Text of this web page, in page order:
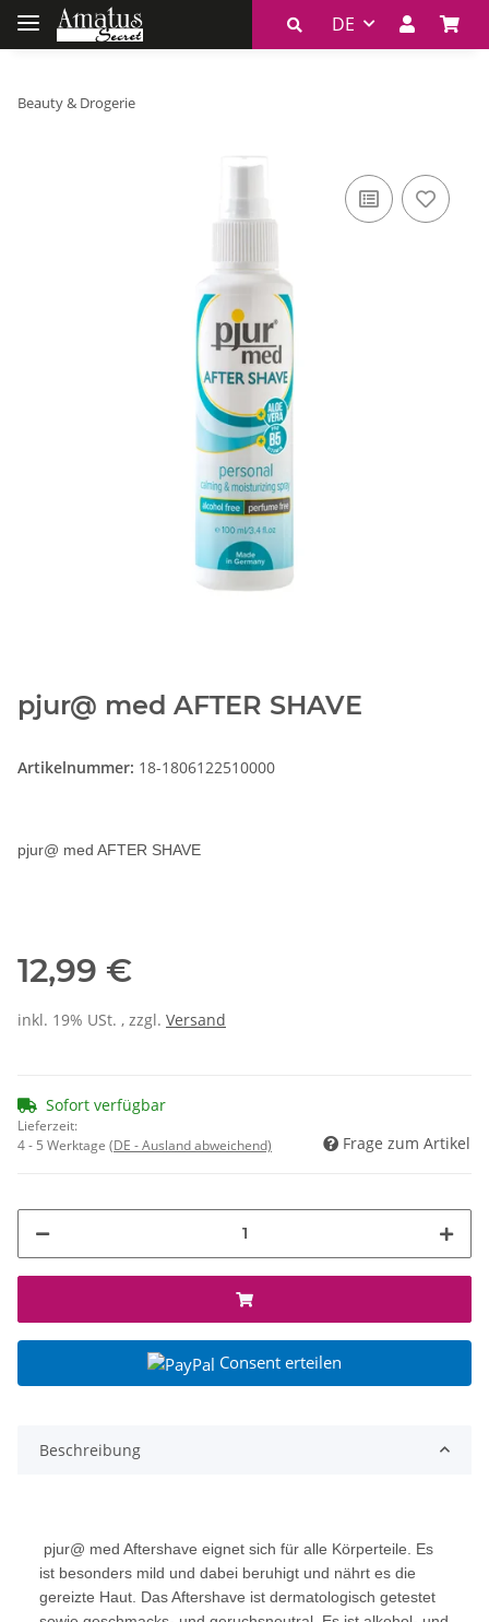
DE
Beauty & Drogerie
pjur@ med AFTER SHAVE
Artikelnummer: 18-1806122510000
pjur@ med AFTER SHAVE
12,99 €
inkl. 19% USt. , zzgl. Versand
Sofort verfügbar
Lieferzeit:
4 - 5 Werktage (DE - Ausland abweichend) Frage zum Artikel
Consent erteilen
Beschreibung
pjur@ med Aftershave eignet sich für alle Körperteile. Es
ist besonders mild und dabei beruhigt und nährt es die
gereizte Haut. Das Aftershave ist dermatologisch getestet